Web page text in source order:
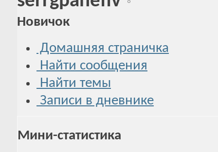
Новичок
Домашняя страничка
Найти сообщения
Найти темы
Записи в дневнике
Мини-статистика